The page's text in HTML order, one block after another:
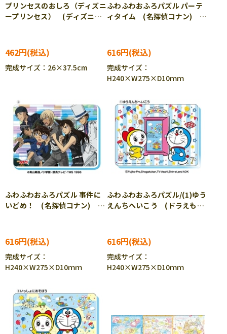
プリンセスのおしろ（ディズニ
ープリンセス） (ディズニ
462円
完成サイズ：26×37.5cm
ふわふわおふろパズル パーテ
ィタイム (名探偵コナン) 12
616円
完成サイズ：
H240×W275×D10ｍｍ
ふわふわおふろパズル 事件に
いどめ！ (名探偵コナン) 12
616円
完成サイズ：
H240×W275×D10ｍｍ
ふわふわおふろパズル/(1)ゆう
えんちへいこう (ドラえも
616円
完成サイズ：
H240×W275×D10ｍｍ